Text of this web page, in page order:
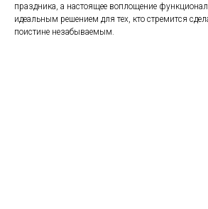
праздника, а настоящее воплощение
идеальным решением для тех, кто стремится
поистине незабываемым.